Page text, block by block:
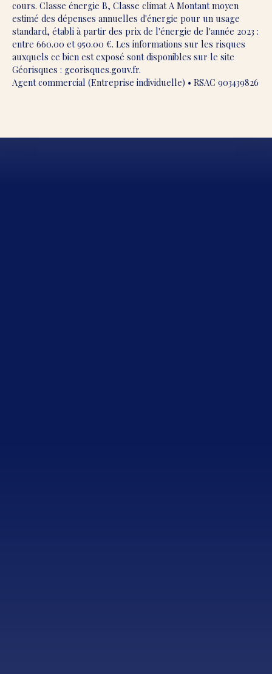
cours. Classe énergie B, Classe climat A Montant moyen
estimé des dépenses annuelles d'énergie pour un usage
standard, établi à partir des prix de l'énergie de l'année 2023 :
entre 660.00 et 950.00 €. Les informations sur les risques
auxquels ce bien est exposé sont disponibles sur le site
Géorisques : georisques.gouv.fr.
Agent commercial (Entreprise individuelle) • RSAC 903439826